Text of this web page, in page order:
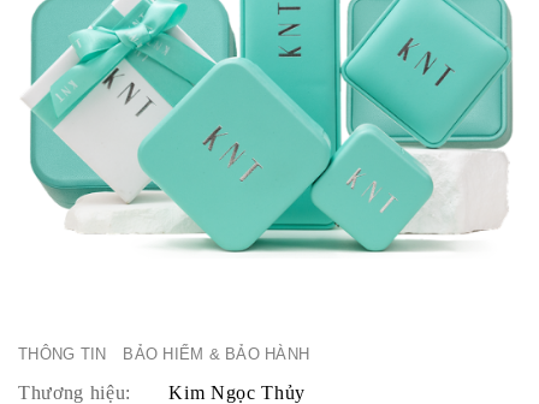
THÔNG TIN BẢO HIỂM & BẢO HÀNH
Thương hiệu: Kim Ngọc Thủy